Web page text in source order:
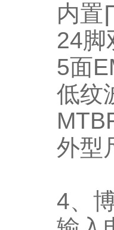
内置
24脚
5面
低纹
外型
4、